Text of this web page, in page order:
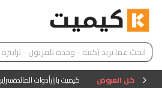
كل العروض كيميت بازارأدوات المائدةسراير